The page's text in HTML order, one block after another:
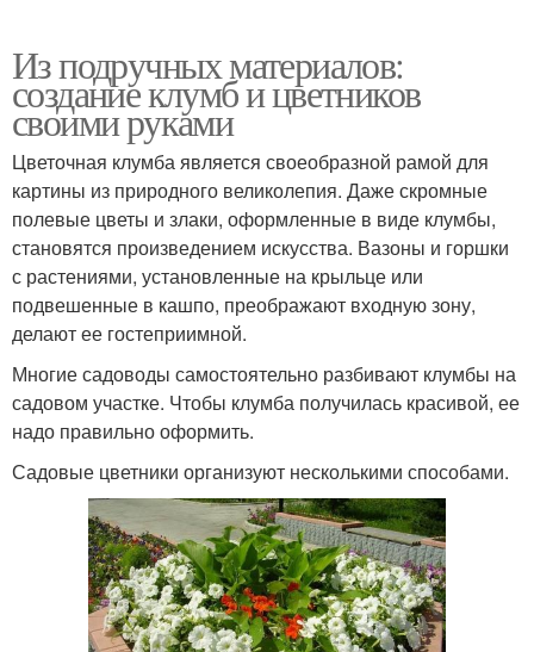
Из подручных материалов:
создание клумб и цветников
своими руками
Цветочная клумба является своеобразной рамой для
картины из природного великолепия. Даже скромные
полевые цветы и злаки, оформленные в виде клумбы,
становятся произведением искусства. Вазоны и горшки
с растениями, установленные на крыльце или
подвешенные в кашпо, преображают входную зону,
делают ее гостеприимной.
Многие садоводы самостоятельно разбивают клумбы на
садовом участке. Чтобы клумба получилась красивой, ее
надо правильно оформить.
Садовые цветники организуют несколькими способами.